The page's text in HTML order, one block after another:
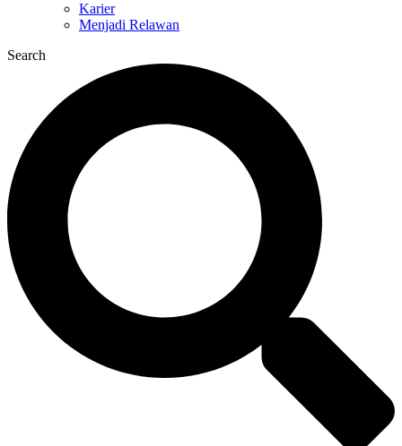
Karier
Menjadi Relawan
Search